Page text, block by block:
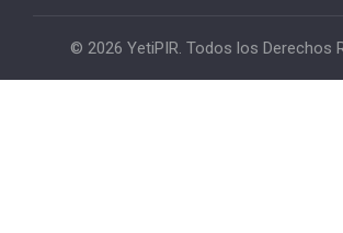
© 2026 YetiPIR. Todos los Derechos